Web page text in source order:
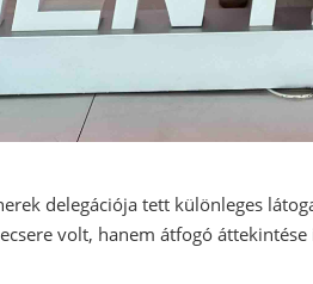
delegációja tett különleges
volt, hanem átfogó